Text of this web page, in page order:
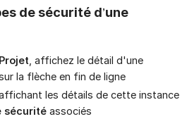
de sécurité d’une
Projet , affichez le détail d'une
la flèche en fin de ligne
les détails de cette instance
sécurité associés